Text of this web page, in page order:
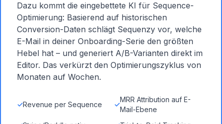
Dazu kommt die eingebettete KI für Sequence-
Optimierung: Basierend auf historischen
Conversion-Daten schlägt Sequenzy vor, welche
E-Mail in deiner Onboarding-Serie den größten
Hebel hat – und generiert A/B-Varianten direkt im
Editor. Das verkürzt den Optimierungszyklus von
Monaten auf Wochen.
✓Revenue per Sequence ✓
MRR Attribution auf E-
Mail-Ebene